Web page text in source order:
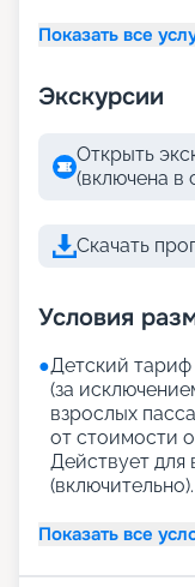
Показать все
Экскурсии
Открыть
(включена в
Скачать
Условия
●Детский тариф
(за
взрослых
от стоимости
Действует для
(включительно).
Показать все